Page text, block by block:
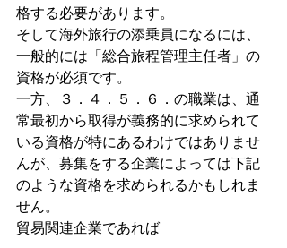
格する必要があります。
そして海外旅行の添乗員になるには、
一般的には「総合旅程管理主任者」の
資格が必須です。
一方、３．４．５．６．の職業は、通
常最初から取得が義務的に求められて
いる資格が特にあるわけではありませ
んが、募集をする企業によっては下記
のような資格を求められるかもしれま
せん。
貿易関連企業であれば